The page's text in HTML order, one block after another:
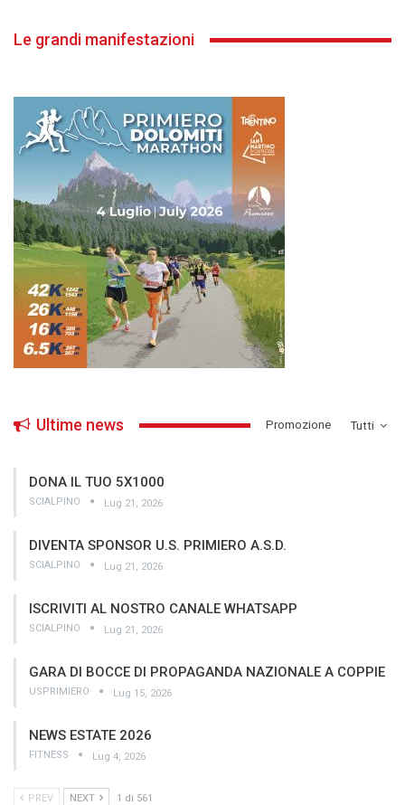
Le grandi manifestazioni
Tutti
Ultime news ­Promozione
DONA IL TUO 5X1000
SCIALPINO Lug 21, 2026
DIVENTA SPONSOR U.S. PRIMIERO A.S.D.
SCIALPINO Lug 21, 2026
ISCRIVITI AL NOSTRO CANALE WHATSAPP
SCIALPINO Lug 21, 2026
GARA DI BOCCE DI PROPAGANDA NAZIONALE A COPPIE
USPRIMIERO Lug 15, 2026
NEWS ESTATE 2026
FITNESS Lug 4, 2026
PREV NEXT 1 di 561